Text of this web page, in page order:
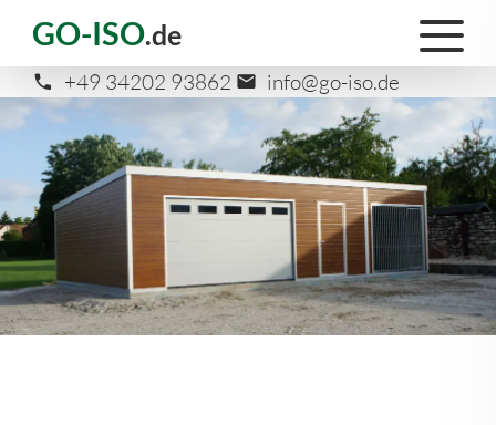
GO-ISO.de
+49 34202 93862 info@go-iso.de